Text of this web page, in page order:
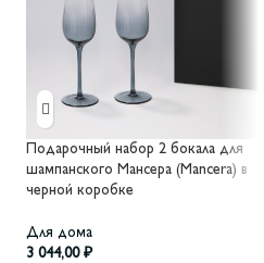
Подарочный набор 2 бокала для
шампанского Мансера (Mancera) в
черной коробке
Для дома
3 044,00 ₽